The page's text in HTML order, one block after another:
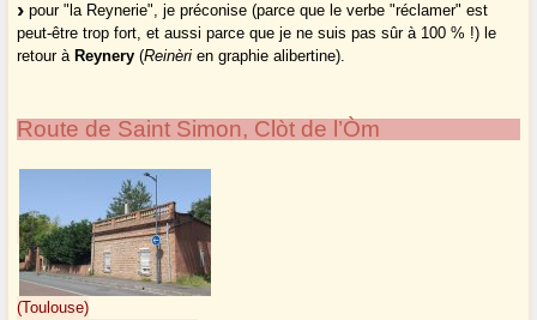
pour "la Reynerie", je préconise (parce que le verbe "réclamer" est
peut-être trop fort, et aussi parce que je ne suis pas sûr à 100 % !) le
retour à Reynery (Reinèri en graphie alibertine).
Route de Saint Simon, Clòt de l’Òm
(Toulouse)